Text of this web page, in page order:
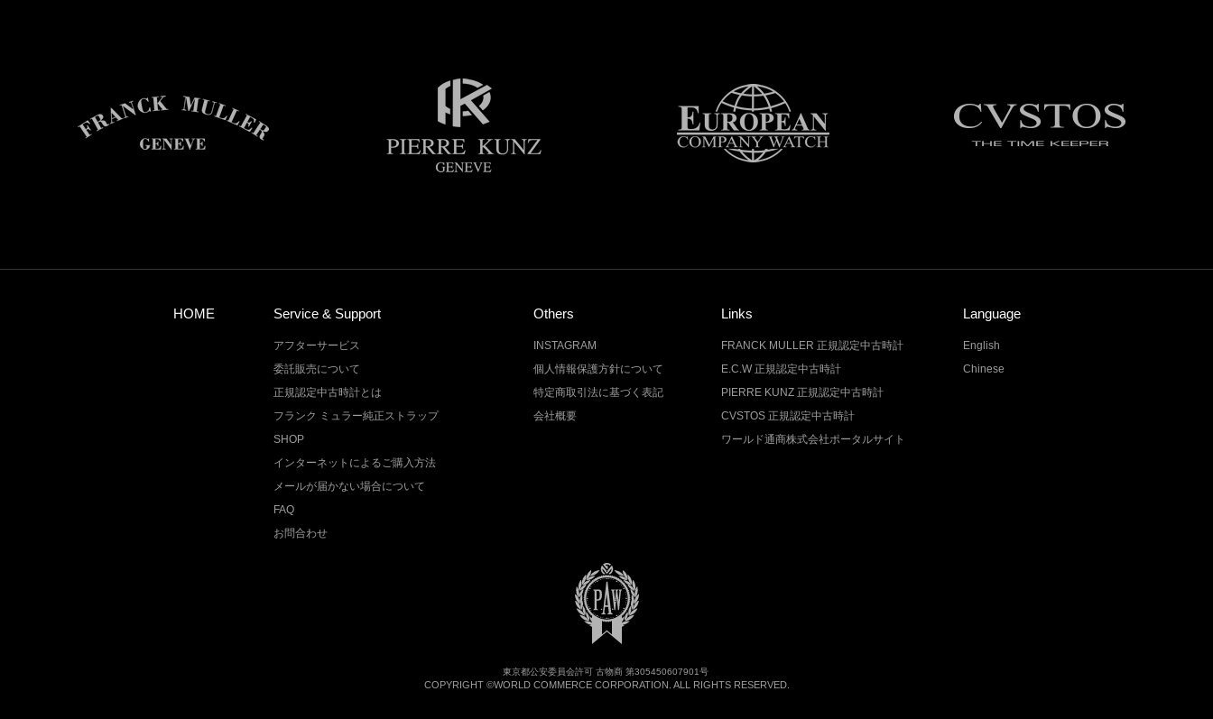
HOME Service & Support
アフターサービス
委託販売について
正規認定中古時計とは
フランク ミュラー純正ストラップ
SHOP
インターネットによるご購入方法
メールが届かない場合について
FAQ
お問合わせ
Others
INSTAGRAM
個人情報保護方針について
特定商取引法に基づく表記
会社概要
Links
FRANCK MULLER 正規認定中古時計
E.C.W 正規認定中古時計
PIERRE KUNZ 正規認定中古時計
CVSTOS 正規認定中古時計
ワールド通商株式会社ポータルサイト
Language
English
Chinese
東京都公安委員会許可 古物商 第305450607901号
COPYRIGHT ©WORLD COMMERCE CORPORATION. ALL RIGHTS RESERVED.